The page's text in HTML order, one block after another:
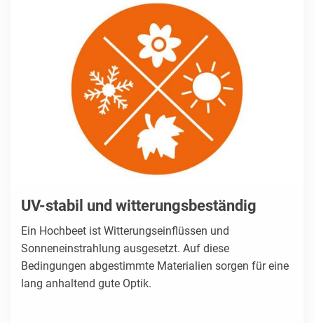
UV-stabil und witterungsbeständig
Ein Hochbeet ist Witterungseinflüssen und
Sonneneinstrahlung ausgesetzt. Auf diese
Bedingungen abgestimmte Materialien sorgen für eine
lang anhaltend gute Optik.